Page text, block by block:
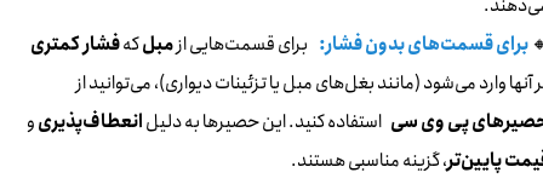
برای قسمت‌های بدون فشار: برای قسمت‌هایی ازمبلکهفشار کمتری
آنها وارد می‌شود (مانند بغل‌های مبل یا تزئینات دیواری)، می‌توانید از
پی وی سی استفاده کنید. این حصیرها به دلیلانعطاف‌پذیریو
پایین‌تر، گزینه مناسبی هستند.